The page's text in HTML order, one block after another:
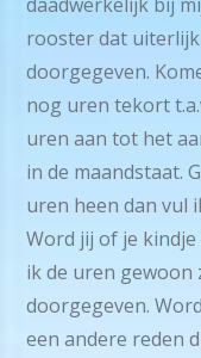
rooster dat
doorgegeven.
nog uren tekort
uren aan tot het
in de maandstaat.
uren heen dan vul
Word jij of je
ik de uren gewoon
doorgegeven.
een andere reden